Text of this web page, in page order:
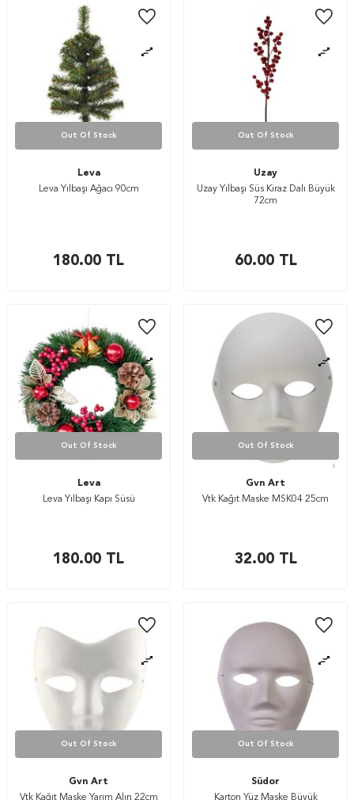
Out Of Stock
Leva
Leva Yılbaşı Ağacı 90cm
180.00 TL
Out Of Stock
Uzay
Uzay Yılbaşı Süs Kiraz Dalı Büyük
72cm
60.00TL
Out Of Stock
Leva
Leva Yılbaşı Kapı Süsü
180.00 TL
Out Of Stock
Gvn Art
Vtk Kağıt Maske MSK04 25cm
32.00TL
Out Of Stock
Gvn Art
Vtk Kağıt Maske Yarım Alın 22cm
Out Of Stock
Südor
Karton Yüz Maske Büyük